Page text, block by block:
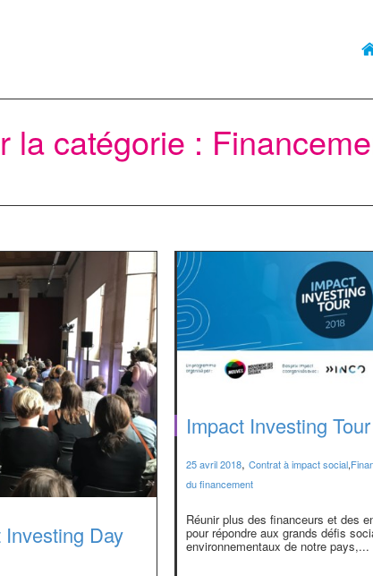
la catégorie :
Investing Day
Impact Investing
25 avril 2018, Contrat à impact social,
du financement
Réunir plus des financeurs et des
pour répondre aux grands défis
environnementaux de notre pays,...